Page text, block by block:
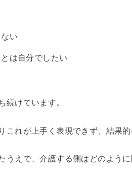
い
は自分でしたい
続けています。
これが上手く表現できず、結果
うえで、介護する側はどのよう